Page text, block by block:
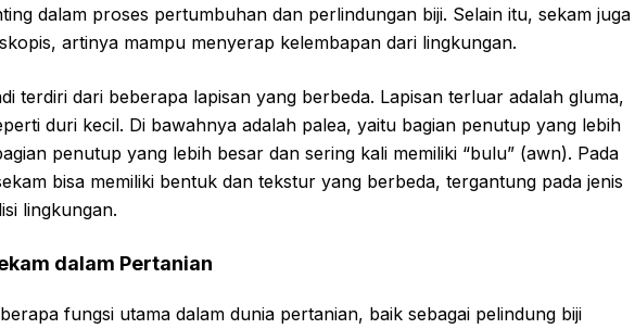
dalam proses pertumbuhan dan perlindungan biji. Selain itu, sekam juga
artinya mampu menyerap kelembapan dari lingkungan.
terdiri dari beberapa lapisan yang berbeda. Lapisan terluar adalah gluma,
duri kecil. Di bawahnya adalah palea, yaitu bagian penutup yang lebih
penutup yang lebih besar dan sering kali memiliki “bulu” (awn). Pada
bisa memiliki bentuk dan tekstur yang berbeda, tergantung pada jenis
lingkungan.
dalam Pertanian
fungsi utama dalam dunia pertanian, baik sebagai pelindung biji